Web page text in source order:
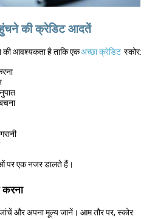
की क्रेडिट आदतें
की आवश्यकता है ताकि एकअच्छा क्रेडिट स्कोर:
पर एक नजर डालते हैं।
और अपना मूल्य जानें। आम तौर पर, स्कोर